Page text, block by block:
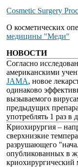
Cosmetic Surgery
О косметических
медицины "Меди"
НОВОСТИ
Согласно
американскими
JAMA, новое
одинаково
вызываемого
предыдущих
употреблять 1 раз в
Криохирургия –
сверхнизкие
разрушающего
опубликованных в
криохирургический